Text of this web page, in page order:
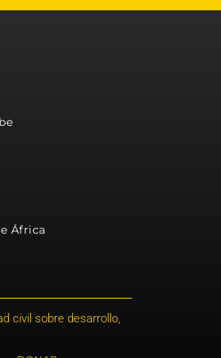
África
civil sobre desarrollo,